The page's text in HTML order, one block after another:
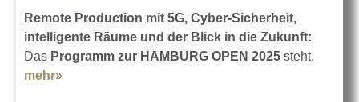
Remote Production mit 5G, Cyber-Sicherheit,
intelligente Räume und der Blick in die Zukunft:
Das Programm zur HAMBURG OPEN 2025 steht.
mehr»